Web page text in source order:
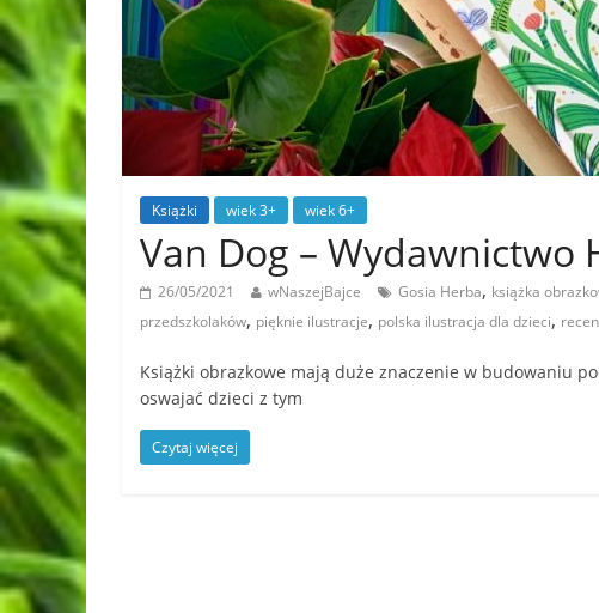
Książki wiek 3+ wiek 6+
Van Dog – Wydawnictwo
26/05/2021 wNaszejBajce Gosia Herba, książka
przedszkolaków, pięknie ilustracje, polska ilustracja dla dzieci,
Książki obrazkowe mają duże znaczenie w budowaniu
oswajać dzieci z tym
Czytaj więcej